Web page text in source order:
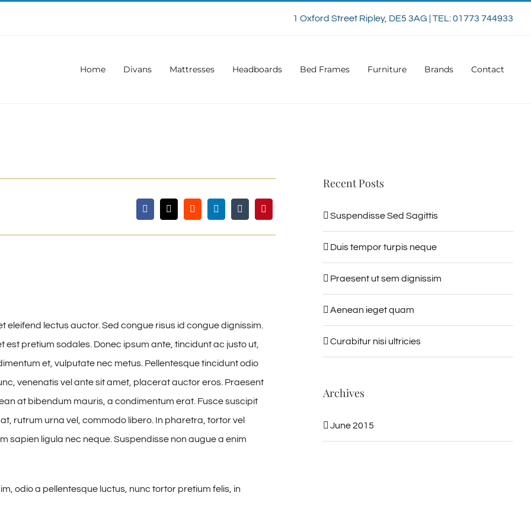
1 Oxford Street Ripley, DE5 3AG | TEL: 01773 744933
Home Divans Mattresses Headboards Bed Frames Furniture Brands Contact
eleifend lectus auctor. Sed congue risus id congue dignissim.
pretium sodales. Donec ipsum ante, tincidunt ac justo ut,
et, vulputate nec metus. Pellentesque tincidunt odio
venenatis vel ante sit amet, placerat auctor eros. Praesent
at bibendum mauris, a condimentum erat. Fusce suscipit
rutrum urna vel, commodo libero. In pharetra, tortor vel
sapien ligula nec neque. Suspendisse non augue a enim
odio a pellentesque luctus, nunc tortor pretium felis, in
Recent Posts
Suspendisse Sed Sagittis
Duis tempor turpis neque
Praesent ut sem dignissim
Aenean ieget quam
Curabitur nisi ultricies
Archives
June 2015